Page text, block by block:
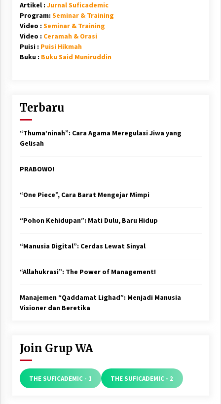
Artikel : Jurnal Suficademic
Program: Seminar & Training
Video : Seminar & Training
Video : Ceramah & Orasi
Puisi : Puisi Hikmah
Buku : Buku Said Muniruddin
Terbaru
“Thuma’ninah”: Cara Agama Meregulasi Jiwa yang
Gelisah
PRABOWO!
“One Piece”, Cara Barat Mengejar Mimpi
“Pohon Kehidupan”: Mati Dulu, Baru Hidup
“Manusia Digital”: Cerdas Lewat Sinyal
“Allahukrasi”: The Power of Management!
Manajemen “Qaddamat Lighad”: Menjadi Manusia
Visioner dan Beretika
Join Grup WA
THE SUFICADEMIC - 1 THE SUFICADEMIC - 2